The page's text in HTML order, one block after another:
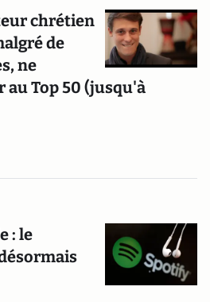
chrétien
de
ne
Top 50 (jusqu'à
: le